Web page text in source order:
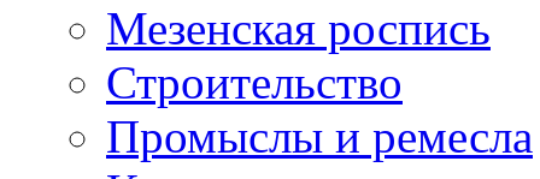
Мезенская роспись
Строительство
Промыслы и ремесла